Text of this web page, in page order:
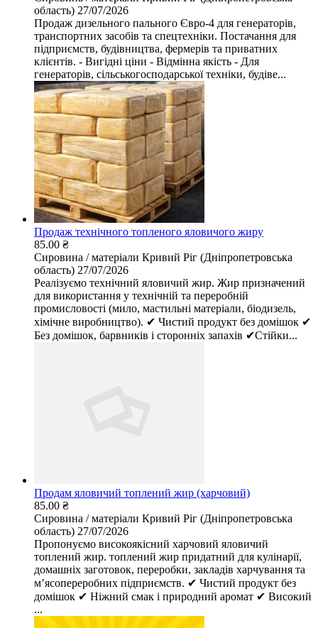
область) 27/07/2026
Продаж дизельного пального Євро-4 для генераторів,
транспортних засобів та спецтехніки. Постачання для
підприємств, будівництва, фермерів та приватних
клієнтів. - Вигідні ціни - Відмінна якість - Для
генераторів, сільськогосподарської техніки, будіве...
Продаж технічного топленого яловичого жиру
85.00 ₴
Сировина / матеріали Кривий Ріг (Дніпропетровська
область) 27/07/2026
Реалізуємо технічний яловичий жир. Жир призначений
для використання у технічній та переробній
промисловості (мило, мастильні матеріали, біодизель,
хімічне виробництво). ✔ Чистий продукт без домішок ✔
Без домішок, барвників і сторонніх запахів ✔Стійки...
Продам яловичий топлений жир (харчовий)
85.00 ₴
Сировина / матеріали Кривий Ріг (Дніпропетровська
область) 27/07/2026
Пропонуємо високоякісний харчовий яловичий
топлений жир. топлений жир придатний для кулінарії,
домашніх заготовок, переробки, закладів харчування та
м’ясопереробних підприємств. ✔ Чистий продукт без
домішок ✔ Ніжний смак і природний аромат ✔ Високий
...